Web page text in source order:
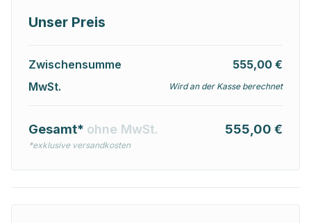
Unser Preis
Zwischensumme
555,00 €
MwSt.
Wird an der Kasse berechnet
Gesamt* ohne MwSt.
*exklusive versandkosten
555,00 €